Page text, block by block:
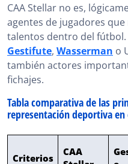
CAA Stellar no es,
agentes de jugadores
talentos dentro del fútbol.
Gestifute, Wasserman o
también actores
fichajes.
Tabla comparativa de las
representación deportiva
Criterios
CAA